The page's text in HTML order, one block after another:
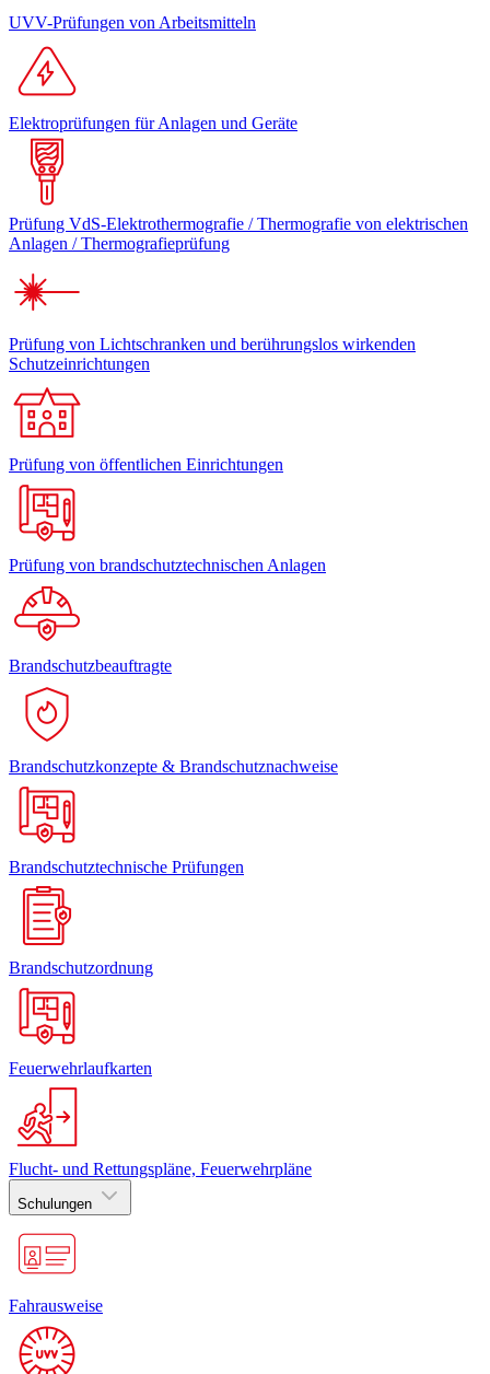
UVV-Prüfungen von Arbeitsmitteln
Elektroprüfungen für Anlagen und Geräte
Prüfung VdS-Elektrothermografie / Thermografie von elektrischen
Anlagen / Thermografieprüfung
Prüfung von Lichtschranken und berührungslos wirkenden
Schutzeinrichtungen
Prüfung von öffentlichen Einrichtungen
Prüfung von brandschutztechnischen Anlagen
Brandschutzbeauftragte
Brandschutzkonzepte & Brandschutznachweise
Brandschutztechnische Prüfungen
Brandschutzordnung
Feuerwehrlaufkarten
Flucht- und Rettungspläne, Feuerwehrpläne
Schulungen
Fahrausweise